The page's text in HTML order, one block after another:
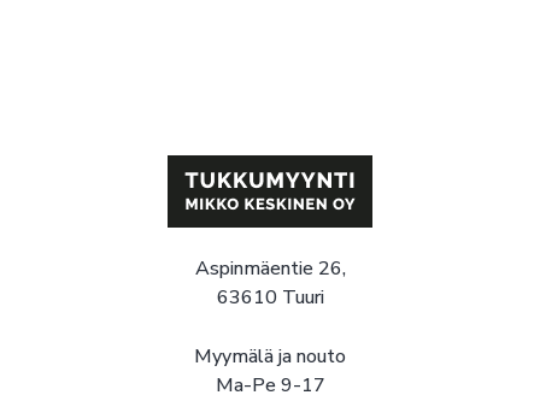
Aspinmäentie 26,
63610 Tuuri
Myymälä ja nouto
Ma-Pe 9-17